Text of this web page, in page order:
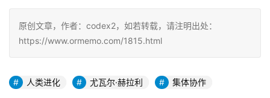
原创文章，作者：codex2，如若转载，请注明出处：
https://www.ormemo.com/1815.html
人类进化 尤瓦尔·赫拉利 集体协作